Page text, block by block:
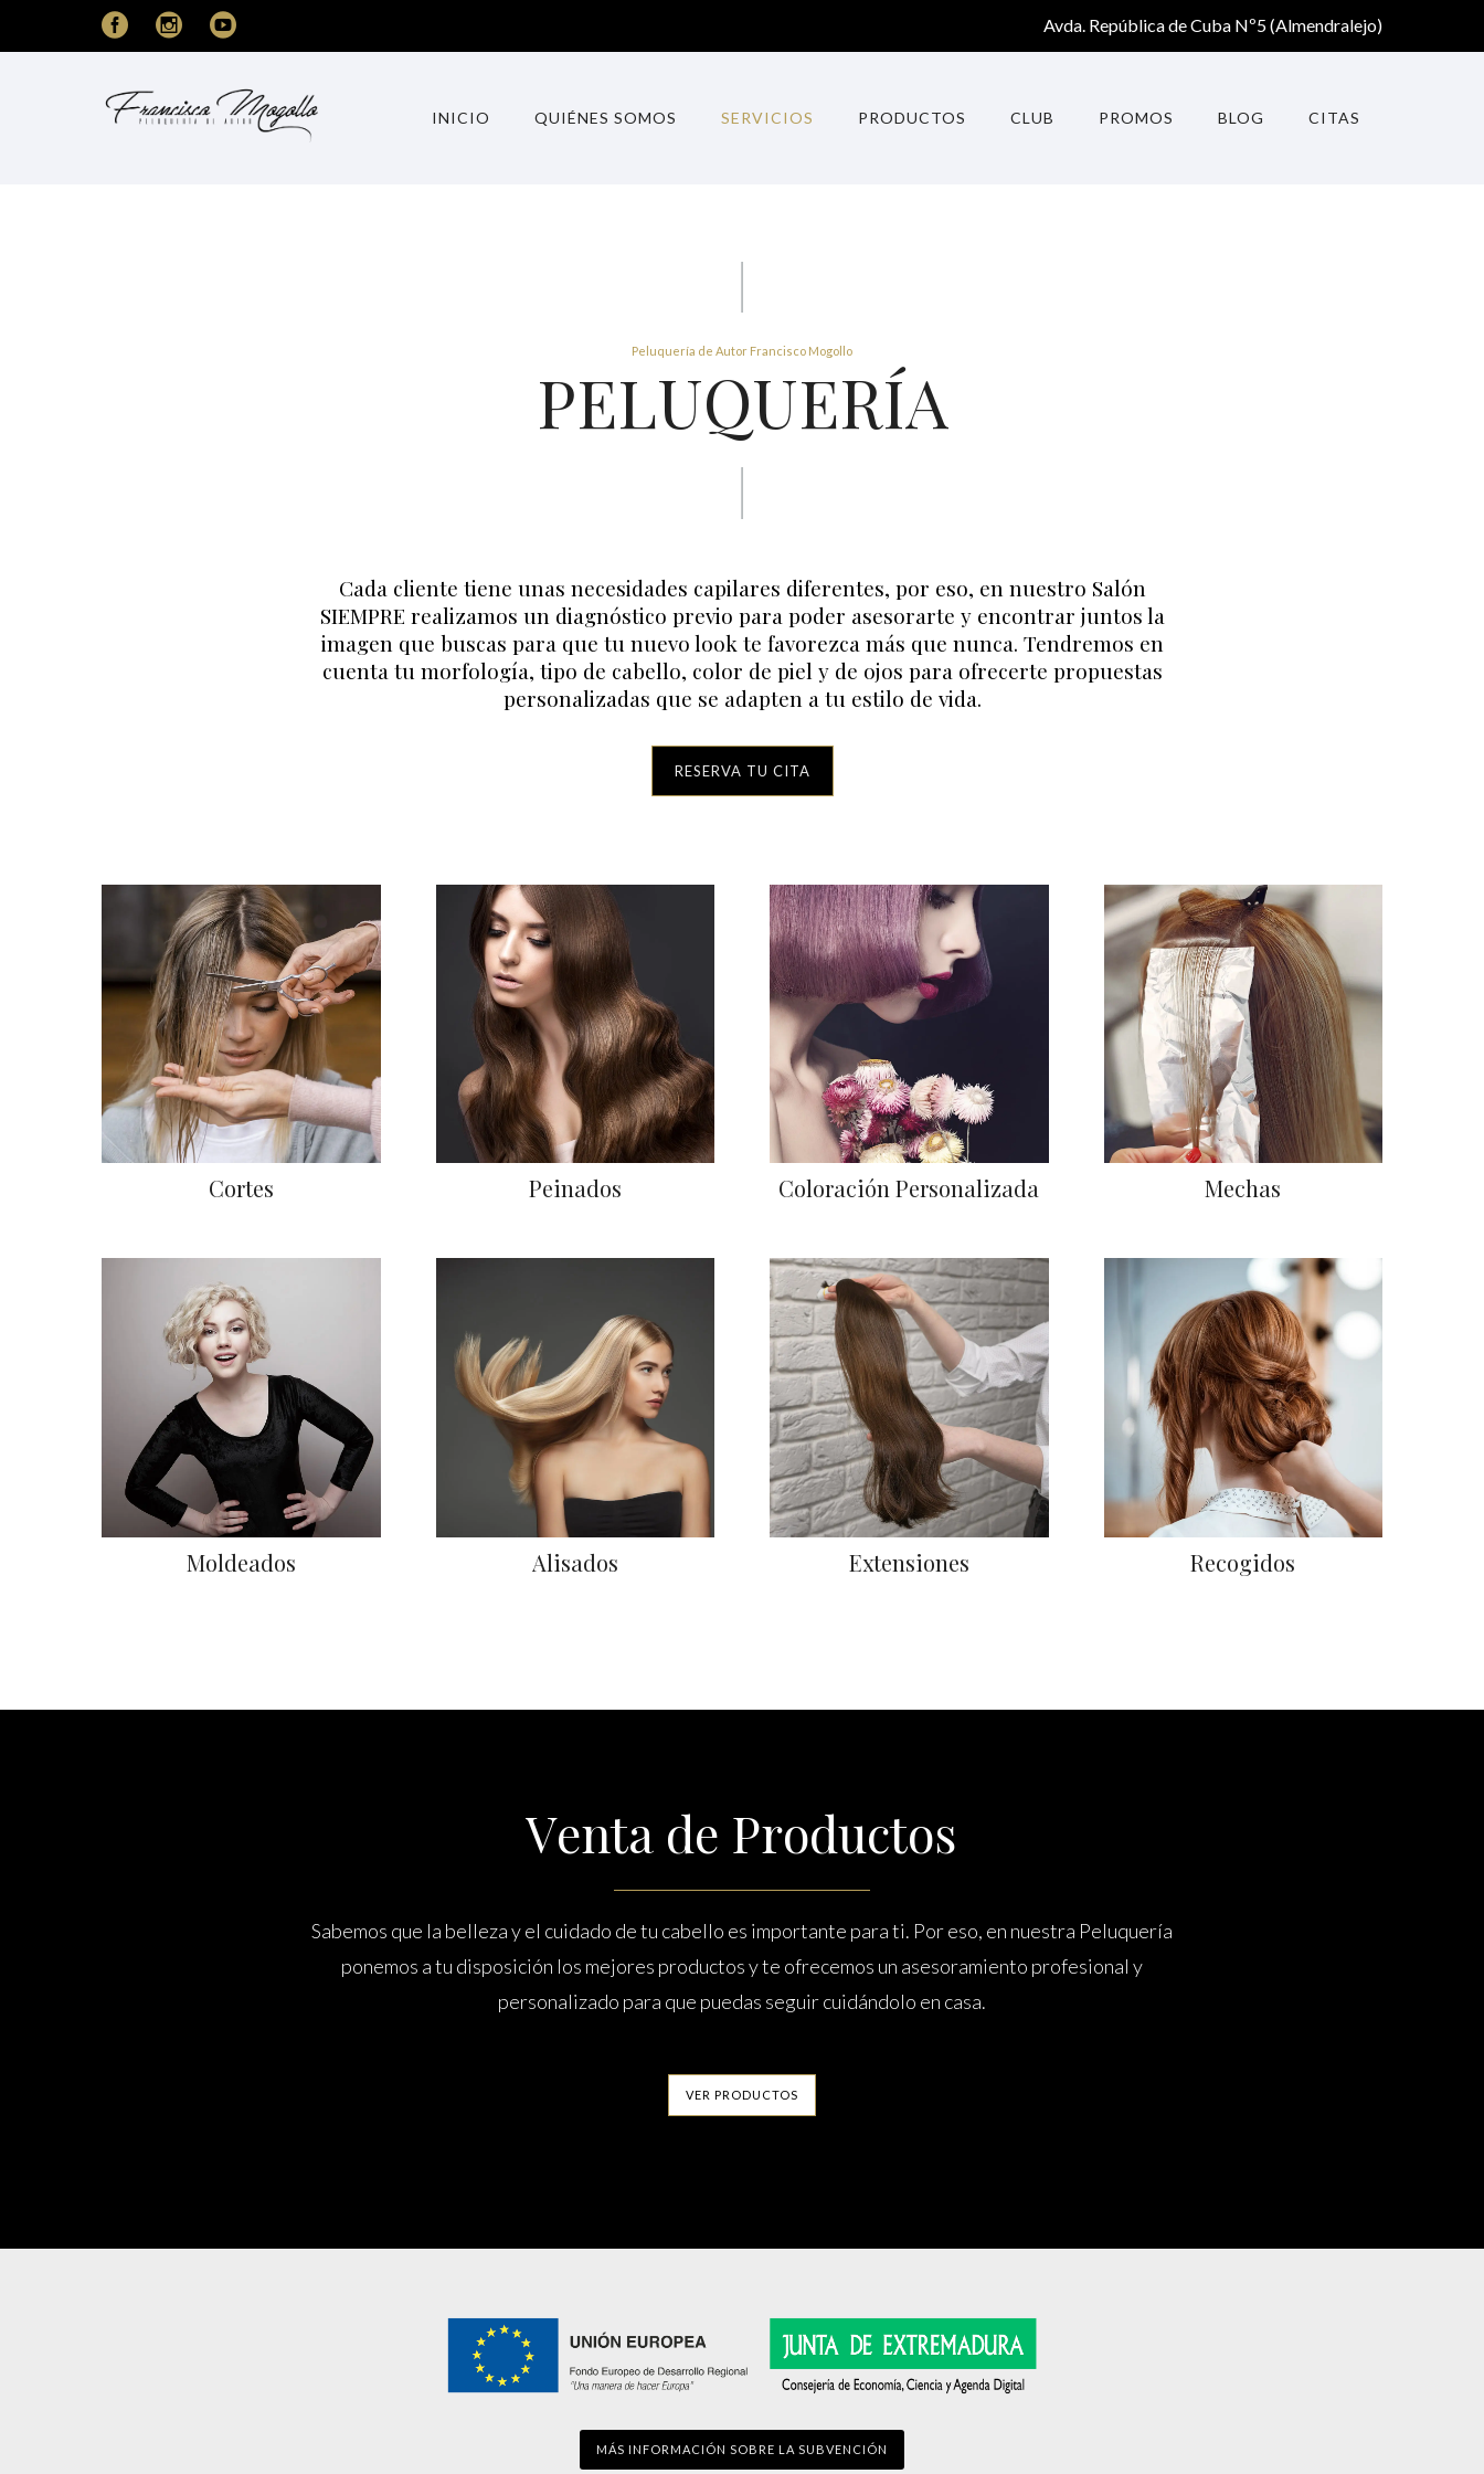
Avda. República de Cuba Nº5 (Almendralejo)
INICIO QUIÉNES SOMOS SERVICIOS PRODUCTOS CLUB PROMOS BLOG CITAS
Peluquería de Autor Francisco Mogollo
PELUQUERÍA
Cada cliente tiene unas necesidades capilares diferentes, por eso, en nuestro Salón
SIEMPRE realizamos un diagnóstico previo para poder asesorarte y encontrar juntos la
imagen que buscas para que tu nuevo look te favorezca más que nunca. Tendremos en
cuenta tu morfología, tipo de cabello, color de piel y de ojos para ofrecerte propuestas
personalizadas que se adapten a tu estilo de vida.
RESERVA TU CITA
Cortes Peinados Coloración Personalizada Mechas
Moldeados Alisados Extensiones Recogidos
Venta de Productos
Sabemos que la belleza y el cuidado de tu cabello es importante para ti. Por eso, en nuestra Peluquería
ponemos a tu disposición los mejores productos y te ofrecemos un asesoramiento profesional y
personalizado para que puedas seguir cuidándolo en casa.
VER PRODUCTOS
MÁS INFORMACIÓN SOBRE LA SUBVENCIÓN